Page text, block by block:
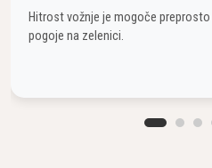
Hitrost vožnje je mogoče
pogoje na zelenici.